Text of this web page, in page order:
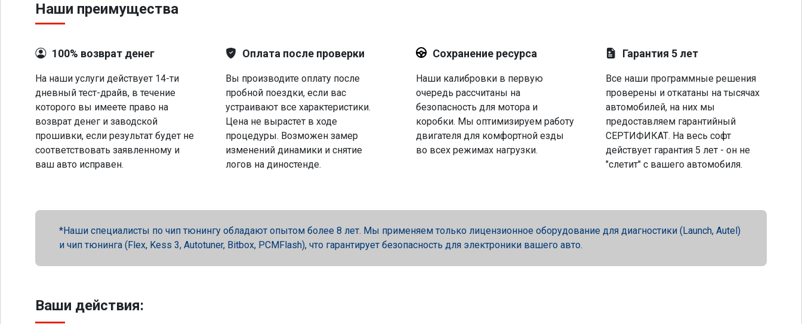
Наши преимущества
100% возврат денег
На наши услуги действует 14-ти
дневный тест-драйв, в течение
которого вы имеете право на
возврат денег и заводской
прошивки, если результат будет не
соответствовать заявленному и
ваш авто исправен.
Оплата после проверки
Вы производите оплату после
пробной поездки, если вас
устраивают все характеристики.
Цена не вырастет в ходе
процедуры. Возможен замер
изменений динамики и снятие
логов на диностенде.
Сохранение ресурса
Наши калибровки в первую
очередь рассчитаны на
безопасность для мотора и
коробки. Мы оптимизируем работу
двигателя для комфортной езды
во всех режимах нагрузки.
Гарантия 5 лет
Все наши программные решения
проверены и откатаны на тысячах
автомобилей, на них мы
предоставляем гарантийный
СЕРТИФИКАТ. На весь софт
действует гарантия 5 лет - он не
"слетит" с вашего автомобиля.
Наши специалисты по чип тюнингу обладают опытом более 8 лет. Мы применяем только лицензионное оборудование для диагностики (Launch, Autel)
и чип тюнинга (Flex, Kess 3, Autotuner, Bitbox, PCMFlash), что гарантирует безопасность для электроники вашего авто.
Ваши действия: